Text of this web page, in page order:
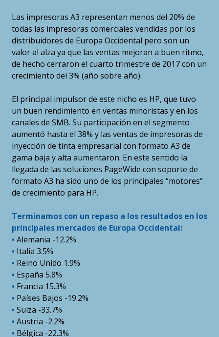
Las impresoras A3 representan menos del 20% de
todas las impresoras comerciales vendidas por los
distribuidores de Europa Occidental pero son un
valor al alza ya que las ventas mejoran a buen ritmo,
de hecho cerraron el cuarto trimestre de 2017 con un
crecimiento del 3% (año sobre año).
El principal impulsor de este nicho es HP, que tuvo
un buen rendimiento en ventas minoristas y en los
canales de SMB. Su participación en el segmento
aumentó hasta el 38% y las ventas de impresoras de
inyección de tinta empresarial con formato A3 de
gama baja y alta aumentaron. En este sentido la
llegada de las soluciones PageWide con soporte de
formato A3 ha sido uno de los principales “motores”
de crecimiento para HP.
Terminamos con un repaso a los resultados en los
principales mercados de Europa Occidental:
• Alemania -12.2%
• Italia 3.5%
• Reino Unido 1.9%
• España 5.8%
• Francia 15.3%
• Países Bajos -19.2%
• Suiza -33.7%
• Austria -2.2%
• Bélgica -22.3%